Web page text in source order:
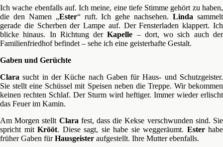
Ich wache ebenfalls auf. Ich meine, eine tiefe Stimme gehört zu haben,
die den Namen „Ester“ ruft. Ich gehe nachsehen.Linda sammelt
gerade die Scherben der Lampe auf. Der Fensterladen klappert. Ich
blicke hinaus. In Richtung derKapelle – dort, wo sich auch der
Familienfriedhof befindet – sehe ich eine geisterhafte Gestalt.
Gaben und Gerüchte
Clara sucht in der Küche nach Gaben für Haus- und Schutzgeister.
Sie stellt eine Schüssel mit Speisen neben die Treppe. Wir bekommen
keinen rechten Schlaf. Der Sturm wird heftiger. Immer wieder erlischt
das Feuer im Kamin.
Am Morgen stellt Clara fest, dass die Kekse verschwunden sind. Sie
spricht mit Krööt. Diese sagt, sie habe sie weggeräumt. Esterhabe
früher Gaben fürHausgeister aufgestellt. Ihre Mutter ebenfalls.